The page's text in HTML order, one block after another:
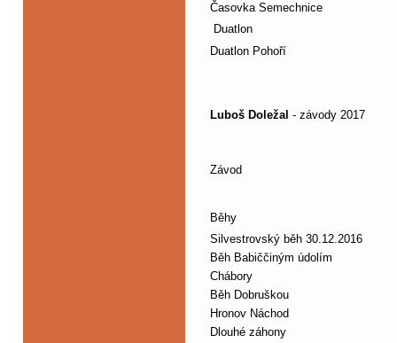
Časovka Semechnice
Duatlon
Duatlon Pohoří
Luboš Doležal - závody 2017
Závod
Běhy
Silvestrovský běh 30.12.2016
Běh Babiččiným údolím
Chábory
Běh Dobruškou
Hronov Náchod
Dlouhé záhony